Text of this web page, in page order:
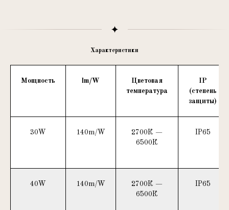
Характеристики
Мощность lm/W
Цветовая
температура
IP
(степень
защиты)
30W 140m/W
2700К —
6500К
IP65
40W 140m/W
2700К —
6500К
IP65